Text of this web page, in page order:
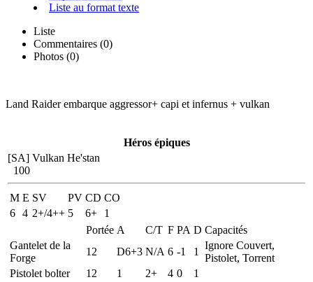
Liste au format texte
Liste
Commentaires (0)
Photos (0)
Land Raider embarque aggressor+ capi et infernus + vulkan
Héros épiques
[SA] Vulkan He'stan
100
M E SV PV CD CO
6 4 2+/4++ 5 6+
1
Portée A C/T F PA D Capacités
Gantelet de la
Forge
12 D6+3 N/A 6 -1 1
Ignore Couvert,
Pistolet, Torrent
Pistolet bolter
12 1 2+ 4 0
1